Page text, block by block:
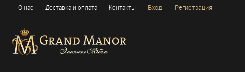
О нас Доставка и оплата Контакты Вход Регистрация